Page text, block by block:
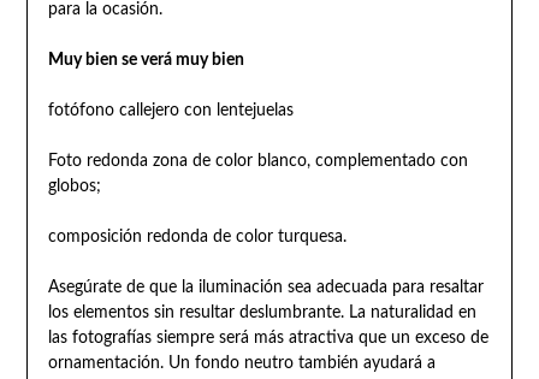
para la ocasión.
Muy bien se verá muy bien
fotófono callejero con lentejuelas
Foto redonda zona de color blanco, complementado con
globos;
composición redonda de color turquesa.
Asegúrate de que la iluminación sea adecuada para resaltar
los elementos sin resultar deslumbrante. La naturalidad en
las fotografías siempre será más atractiva que un exceso de
ornamentación. Un fondo neutro también ayudará a